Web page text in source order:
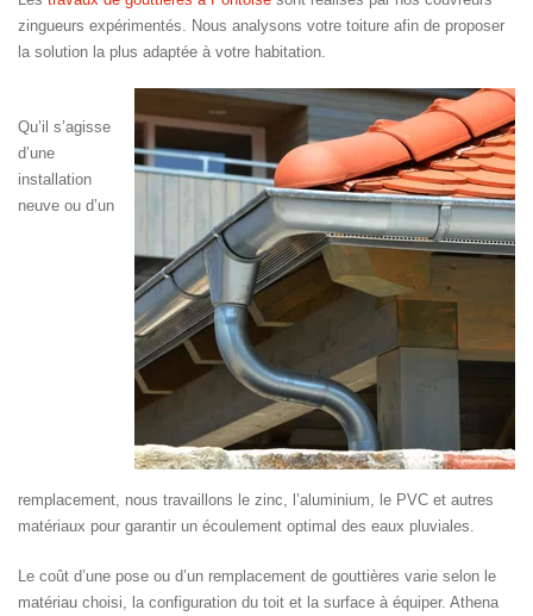
zingueurs expérimentés. Nous analysons votre toiture afin de proposer
la solution la plus adaptée à votre habitation.
Qu’il s’agisse
d’une
installation
neuve ou d’un
remplacement, nous travaillons le zinc, l’aluminium, le PVC et autres
matériaux pour garantir un écoulement optimal des eaux pluviales.
Le coût d’une pose ou d’un remplacement de gouttières varie selon le
matériau choisi, la configuration du toit et la surface à équiper. Athena